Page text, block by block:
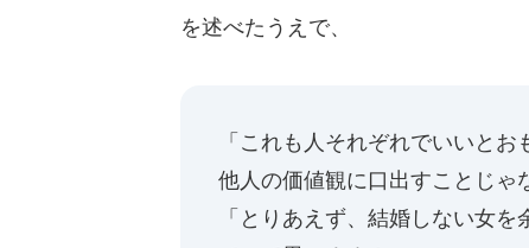
を述べたうえで、
「これも人それぞれでいいとお
他人の価値観に口出すことじゃ
「とりあえず、結婚しない女